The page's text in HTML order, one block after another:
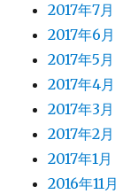
2017年7月
2017年6月
2017年5月
2017年4月
2017年3月
2017年2月
2017年1月
2016年11月